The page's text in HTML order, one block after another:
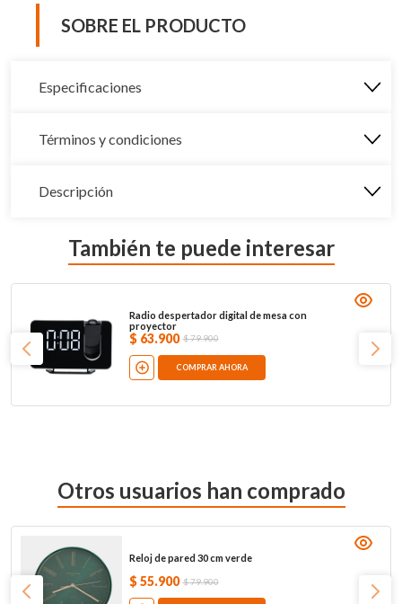
SOBRE EL PRODUCTO
Especificaciones
Términos y condiciones
Descripción
También te puede interesar
Radio despertador digital de mesa con
proyector
$ 63.900 $79.900
COMPRAR AHORA
Otros usuarios han comprado
Reloj de pared 30 cm verde
$ 55.900 $79.900